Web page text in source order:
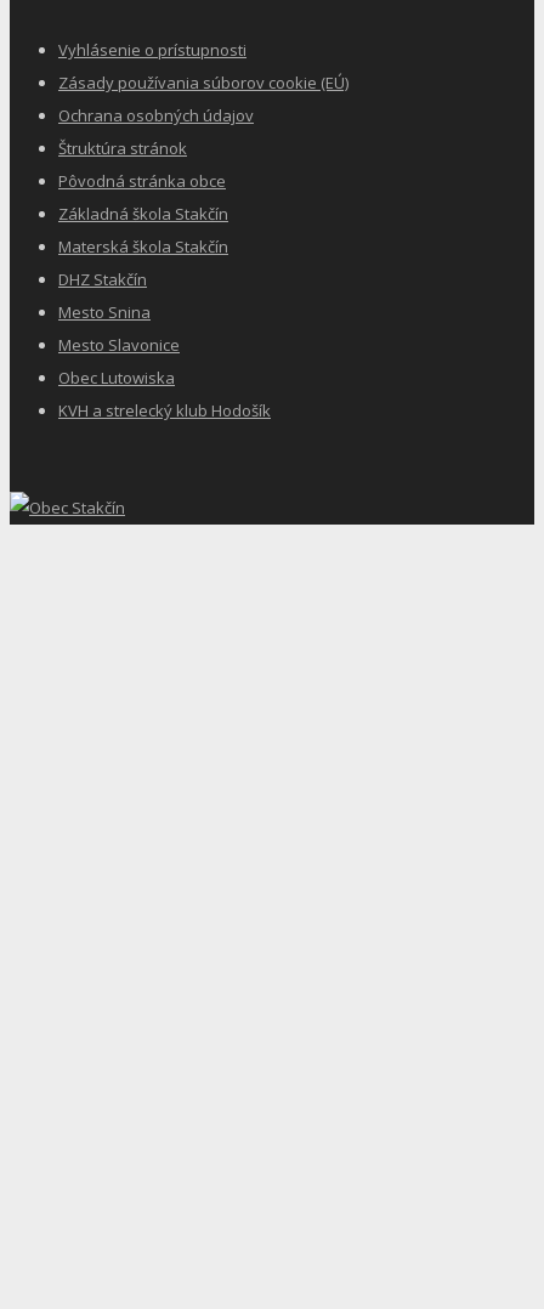
Vyhlásenie o prístupnosti
Zásady používania súborov cookie (EÚ)
Ochrana osobných údajov
Štruktúra stránok
Pôvodná stránka obce
Základná škola Stakčín
Materská škola Stakčín
DHZ Stakčín
Mesto Snina
Mesto Slavonice
Obec Lutowiska
KVH a strelecký klub Hodošík